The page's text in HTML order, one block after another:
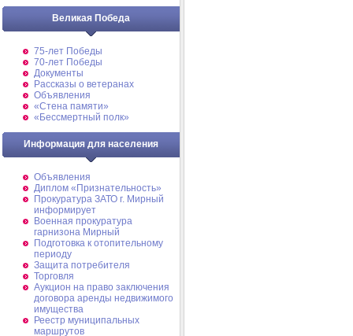
Великая Победа
75-лет Победы
70-лет Победы
Документы
Рассказы о ветеранах
Объявления
«Стена памяти»
«Бессмертный полк»
Информация для населения
Объявления
Диплом «Признательность»
Прокуратура ЗАТО г. Мирный
информирует
Военная прокуратура
гарнизона Мирный
Подготовка к отопительному
периоду
Защита потребителя
Торговля
Аукцион на право заключения
договора аренды недвижимого
имущества
Реестр муниципальных
маршрутов